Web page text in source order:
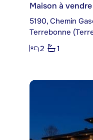
Maison à vendre
5190, Chemin
Terrebonne
2
1